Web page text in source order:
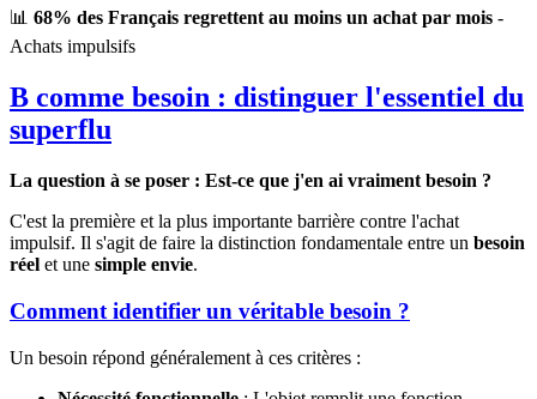
📊 68% des Français regrettent au moins un achat par mois -
Achats impulsifs
B comme besoin : distinguer l'essentiel du
superflu
La question à se poser : Est-ce que j'en ai vraiment besoin ?
C'est la première et la plus importante barrière contre l'achat
impulsif. Il s'agit de faire la distinction fondamentale entre un besoin
réel et une simple envie.
Comment identifier un véritable besoin ?
Un besoin répond généralement à ces critères :